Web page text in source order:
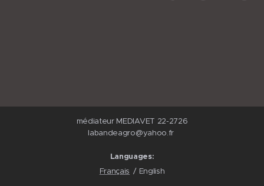
médiateur MEDIAVET 22-2726
labandeagro@yahoo.fr
Languages
Français
English